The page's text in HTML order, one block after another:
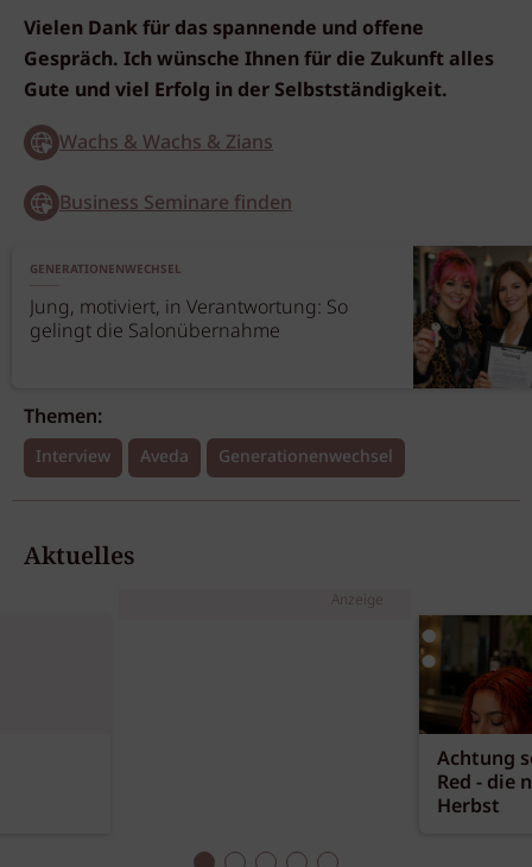
Vielen Dank für das spannende und offene
Gespräch. Ich wünsche Ihnen für die Zukunft alles
Gute und viel Erfolg in der Selbstständigkeit.
Wachs & Wachs & Zians
Business Seminare finden
GENERATIONENWECHSEL
Jung, motiviert, in Verantwortung: So
gelingt die Salonübernahme
Themen:
Interview Aveda Generationenwechsel
Aktuelles
Anzeige
Achtung
Red - die
Herbst